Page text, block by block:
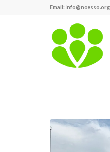
Email: info@noesso.org